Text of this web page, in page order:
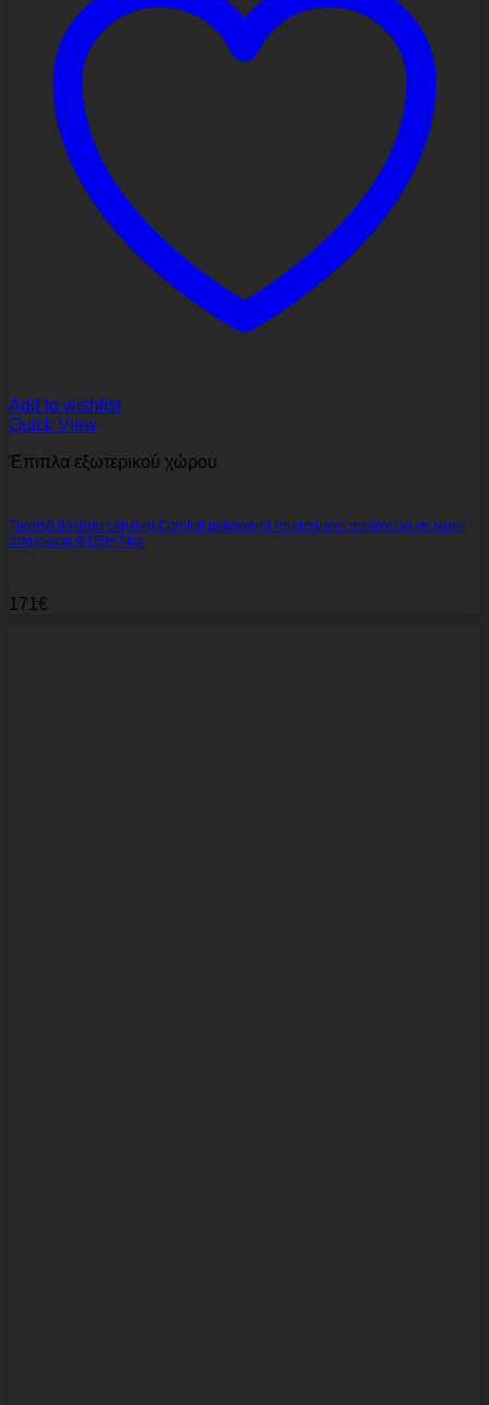
Add to wishlist
Quick View
Έπιπλα εξωτερικού χώρου
Τραπέζι βαλίτσα catering Comfort pakoworld πτυσσόμενο στρόγγυλο σε λευκή
απόχρωση Φ180×74εκ
171 €